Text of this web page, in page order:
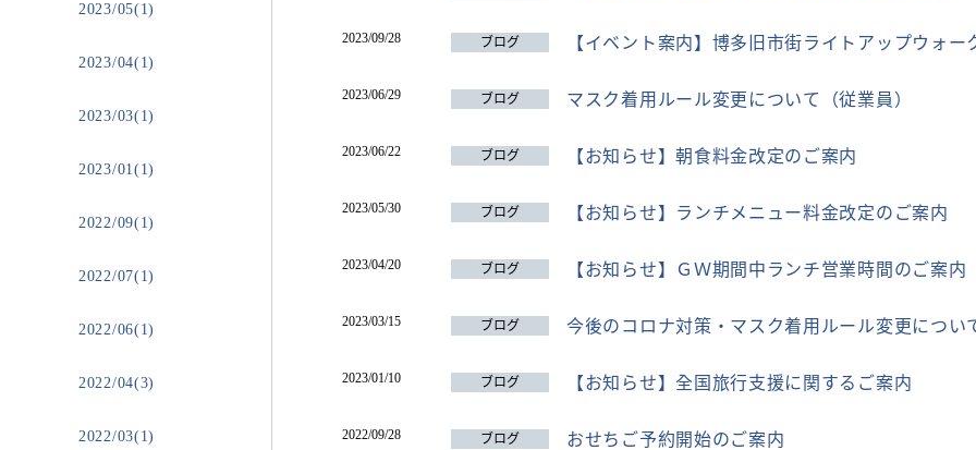
2023/05(1)
2023/04(1)
2023/03(1)
2023/01(1)
2022/09(1)
2022/07(1)
2022/06(1)
2022/04(3)
2022/03(1)
2023/09/28 ブログ 【イベント案内】博多旧市街ライトアップウォー
2023/06/29 ブログ マスク着用ルール変更について（従業員）
2023/06/22 ブログ 【お知らせ】朝食料金改定のご案内
2023/05/30 ブログ 【お知らせ】ランチメニュー料金改定のご案内
2023/04/20 ブログ 【お知らせ】ＧＷ期間中ランチ営業時間のご案内
2023/03/15 ブログ 今後のコロナ対策・マスク着用ルール変更につい
2023/01/10 ブログ 【お知らせ】全国旅行支援に関するご案内
2022/09/28 ブログ おせちご予約開始のご案内